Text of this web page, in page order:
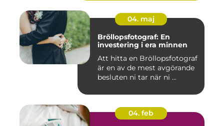
04. maj
Bröllopsfotograf: En
investering i era minnen
Att hitta en Bröllopsfotograf
är en av de mest avgörande
besluten ni tar när ni ...
04. feb